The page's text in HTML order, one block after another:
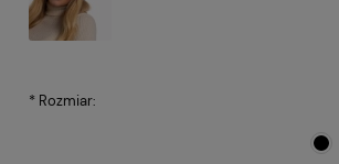
* Rozmiar: